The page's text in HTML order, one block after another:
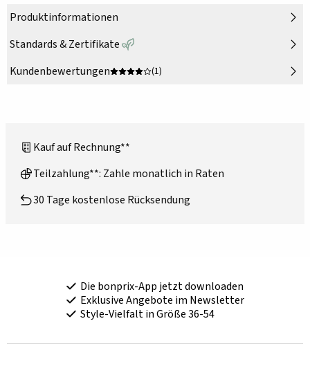
Produktinformationen
Standards & Zertifikate
Kundenbewertungen
(1)
Kauf auf Rechnung**
Teilzahlung**: Zahle monatlich in Raten
30 Tage kostenlose Rücksendung
Die bonprix-App jetzt downloaden
Exklusive Angebote im Newsletter
Style-Vielfalt in Größe 36-54